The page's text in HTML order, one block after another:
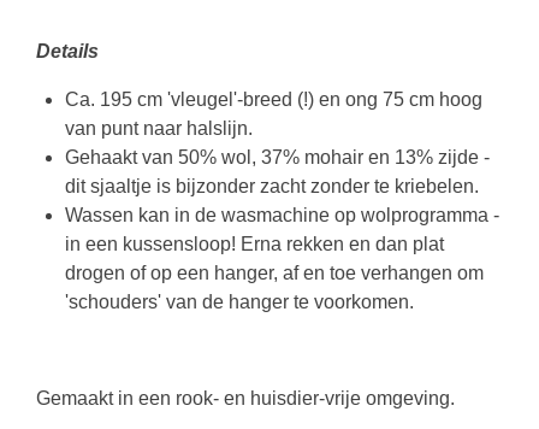
Details
Ca. 195 cm 'vleugel'-breed (!) en ong 75 cm hoog
van punt naar halslijn.
Gehaakt van 50% wol, 37% mohair en 13% zijde -
dit sjaaltje is bijzonder zacht zonder te kriebelen.
Wassen kan in de wasmachine op wolprogramma -
in een kussensloop! Erna rekken en dan plat
drogen of op een hanger, af en toe verhangen om
'schouders' van de hanger te voorkomen.
Gemaakt in een rook- en huisdier-vrije omgeving.